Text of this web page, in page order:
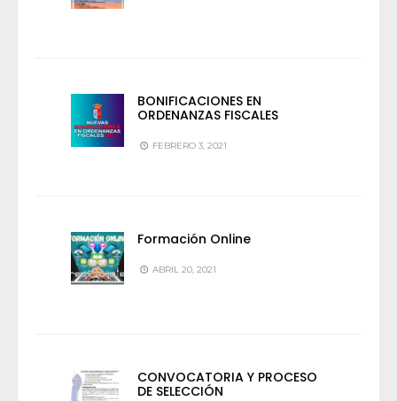
BONIFICACIONES EN
ORDENANZAS FISCALES
FEBRERO 3, 2021
Formación Online
ABRIL 20, 2021
CONVOCATORIA Y PROCESO
DE SELECCIÓN